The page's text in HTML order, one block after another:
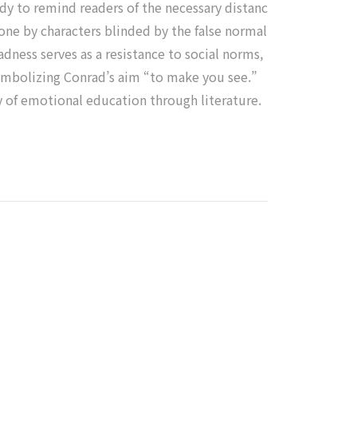
to remind readers of the necessary distanc
by characters blinded by the false normal
serves as a resistance to social norms,
Conrad’s aim “to make you see.”
of emotional education through literature.